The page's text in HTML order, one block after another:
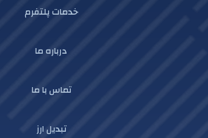
خدمات پلتفرم
درباره ما
تماس با ما
تبدیل ارز